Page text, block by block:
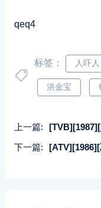
qeq4
标签： 人吓人
洪金宝
上一篇:
[TVB][1987][成吉思汗][万
下一篇:
[ATV][1986][决战江湖][李